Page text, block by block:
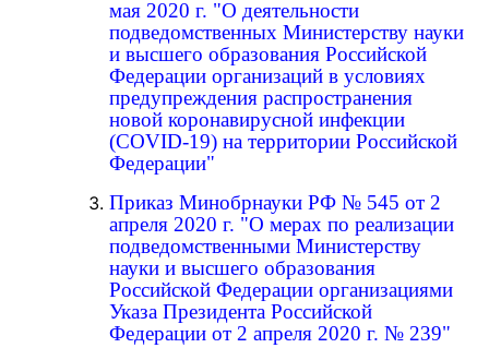
мая 2020 г. "О деятельности
подведомственных Министерству науки
и высшего образования Российской
Федерации организаций в условиях
предупреждения распространения
новой коронавирусной инфекции
(COVID-19) на территории Российской
Федерации"
Приказ Минобрнауки РФ № 545 от 2
апреля 2020 г. "О мерах по реализации
подведомственными Министерству
науки и высшего образования
Российской Федерации организациями
Указа Президента Российской
Федерации от 2 апреля 2020 г. № 239"